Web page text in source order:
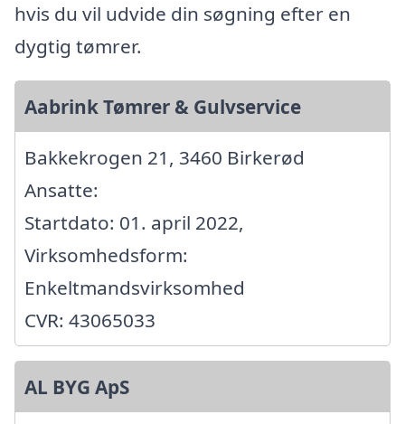
hvis du vil udvide din søgning efter en
dygtig tømrer.
Aabrink Tømrer & Gulvservice
Bakkekrogen 21, 3460 Birkerød
Ansatte:
Startdato: 01. april 2022,
Virksomhedsform:
Enkeltmandsvirksomhed
CVR: 43065033
AL BYG ApS